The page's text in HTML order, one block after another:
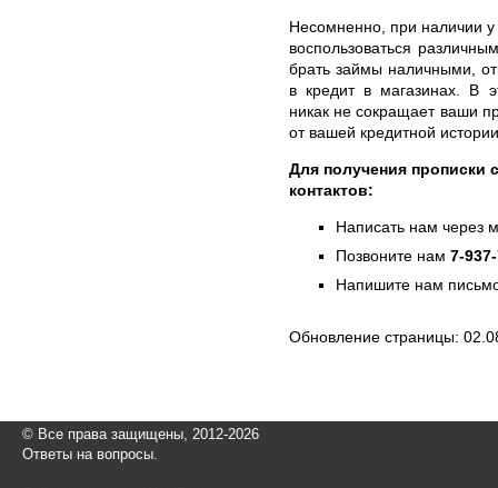
Несомненно, при наличии
воспользоваться
брать займы наличными,
в кредит в магазинах. В
никак не сокращает ваши
от вашей кредитной
Для получения прописки
контактов:
Написать нам через
Позвоните нам 7-
Напишите нам
Обновление страницы:
© Все права защищены, 2012-2026
Ответы на вопросы.